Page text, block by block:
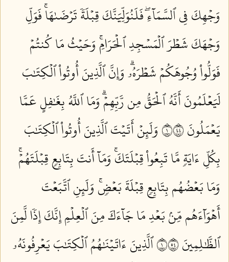
وَجۡهِكَ فِي ٱلسَّمَآءِۖ فَلَنُوَلِّيَنَّكَ قِبۡلَةٗ تَرۡضَىٰهَاۚ فَوَلِّ
وَجۡهَكَ شَطۡرَ ٱلۡمَسۡجِدِ ٱلۡحَرَامِۚ وَحَيۡثُ مَا كُنتُمۡ
فَوَلُّواْ وُجُوهَكُمۡ شَطۡرَهُۥۗ وَإِنَّ ٱلَّذِينَ أُوتُواْ ٱلۡكِتَٰبَ
لَيَعۡلَمُونَ أَنَّهُ ٱلۡحَقُّ مِن رَّبِّهِمۡۗ وَمَا ٱللَّهُ بِغَٰفِلٍ عَمَّا
يَعۡمَلُونَ ١٤٤
وَلَئِنۡ أَتَيۡتَ ٱلَّذِينَ أُوتُواْ ٱلۡكِتَٰبَ
بِكُلِّ ءَايَةٖ مَّا تَبِعُواْ قِبۡلَتَكَۚ وَمَآ أَنتَ بِتَابِعٖ قِبۡلَتَهُمۡۚ
وَمَا بَعۡضُهُم بِتَابِعٖ قِبۡلَةَ بَعۡضٖۚ وَلَئِنِ ٱتَّبَعۡتَ
أَهۡوَآءَهُم مِّنۢ بَعۡدِ مَا جَآءَكَ مِنَ ٱلۡعِلۡمِ إِنَّكَ إِذٗا لَّمِنَ
ٱلظَّٰلِمِينَ ١٤٥
ٱلَّذِينَ ءَاتَيۡنَٰهُمُ ٱلۡكِتَٰبَ يَعۡرِفُونَهُۥ